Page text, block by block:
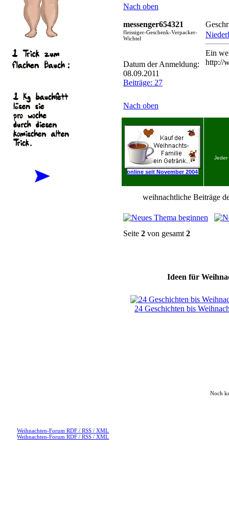
Nach oben
messenger654321
fleissiger-Geschenk-Verpacker-
Wichtel
Datum der Anmeldung:
08.09.2011
Beiträge: 27
Ein
http://
Nach oben
online seit November 2004
Jeder
weihnachtliche Beiträge
Seite 2 von gesamt 2
Ideen für
24 Geschichten bis
Noch
Weihnachten-Forum RDF / RSS / XML
Weihnachten-Forum RDF / RSS / XML